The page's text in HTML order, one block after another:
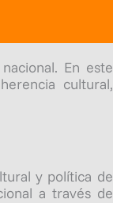
En este
cultural,
y política de
a través de